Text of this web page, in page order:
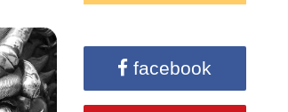
facebook